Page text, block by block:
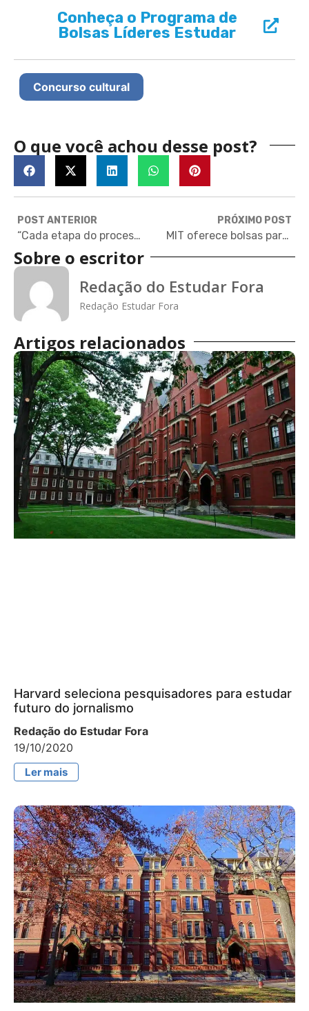
Conheça o Programa de
Bolsas Líderes Estudar
Concurso cultural
O que você achou desse post?
POST ANTERIOR
“Cada etapa do processo servia de motivação”, diz bolsista da Fundação Estudar
PRÓXIMO POST
MIT oferece bolsas para jornalistas científicos
Sobre o escritor
Redação do Estudar Fora
Redação Estudar Fora
Artigos relacionados
Harvard seleciona pesquisadores para estudar
futuro do jornalismo
Redação do Estudar Fora
19/10/2020
Ler mais